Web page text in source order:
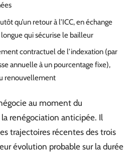
qu’un retour à l’ICC, en échange
qui sécurise le bailleur
contractuel de l’indexation (par
annuelle à un pourcentage fixe),
renouvellement
au moment du
renégociation anticipée. Il
trajectoires récentes des trois
évolution probable sur la durée